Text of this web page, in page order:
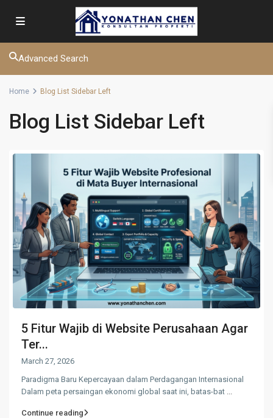
Advanced Search
Home Blog List Sidebar Left
Blog List Sidebar Left
5 Fitur Wajib di Website Perusahaan Agar
Ter...
March 27, 2026
Paradigma Baru Kepercayaan dalam Perdagangan Internasional
Dalam peta persaingan ekonomi global saat ini, batas-bat
Continue reading